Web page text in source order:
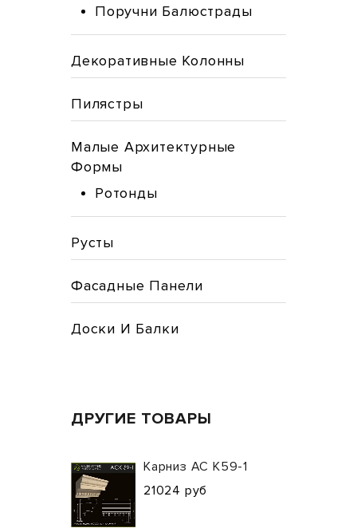
Поручни Балюстрады
Декоративные Колонны
Пилястры
Малые Архитектурные
Формы
Ротонды
Русты
Фасадные Панели
Доски И Балки
ДРУГИЕ ТОВАРЫ
Карниз АС К59-1
21024 руб